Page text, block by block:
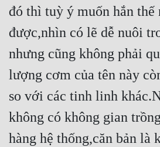
Đẹp Hiệp
Tính Cách Nhân Vật :
Cơ Trí
Sát Phạt Quyết Đoán
đó thì tuỳ ý muốn hắn thế
được,nhìn có lẽ dễ nuôi
nhưng cũng không phải
lượng cơm của tên này
so với các tinh linh
không có không gian
hàng hệ thống,căn bản là